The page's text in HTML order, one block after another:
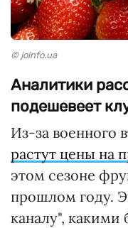
© joinfo.ua
Аналитики
подешевеет
Из-за военного
растут цены на
этом сезоне
прошлом году.
каналу", какими